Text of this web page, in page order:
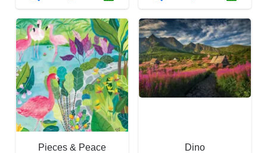
Pieces & Peace
Dino